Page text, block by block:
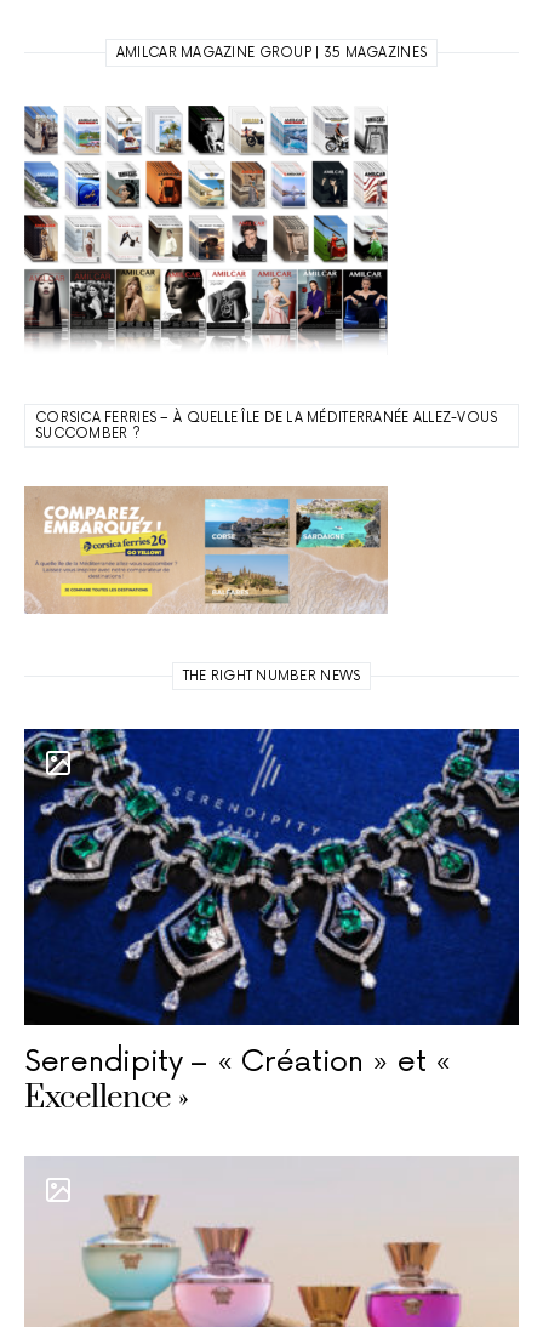
AMILCAR MAGAZINE GROUP | 35 MAGAZINES
CORSICA FERRIES – À QUELLE ÎLE DE LA MÉDITERRANÉE ALLEZ-VOUS
SUCCOMBER ?
THE RIGHT NUMBER NEWS
Serendipity – « Création » et «
Excellence »